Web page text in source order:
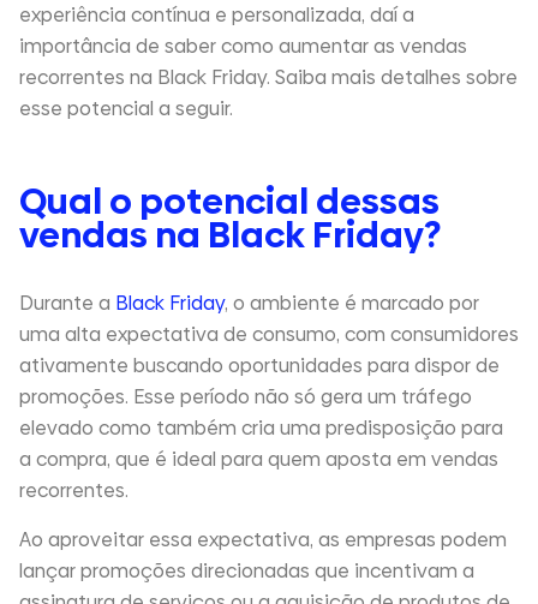
experiência contínua e personalizada, daí a
importância de saber como aumentar as vendas
recorrentes na Black Friday. Saiba mais detalhes sobre
esse potencial a seguir.
Qual o potencial dessas
vendas na Black Friday?
Durante a Black Friday, o ambiente é marcado por
uma alta expectativa de consumo, com consumidores
ativamente buscando oportunidades para dispor de
promoções. Esse período não só gera um tráfego
elevado como também cria uma predisposição para
a compra, que é ideal para quem aposta em vendas
recorrentes.
Ao aproveitar essa expectativa, as empresas podem
lançar promoções direcionadas que incentivam a